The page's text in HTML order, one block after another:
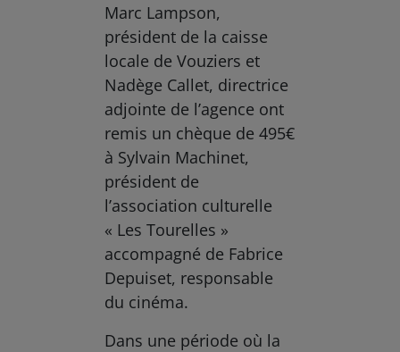
Marc Lampson,
président de la caisse
locale de Vouziers et
Nadège Callet, directrice
adjointe de l’agence ont
remis un chèque de 495€
à Sylvain Machinet,
président de
l’association culturelle
« Les Tourelles »
accompagné de Fabrice
Depuiset, responsable
du cinéma.
Dans une période où la